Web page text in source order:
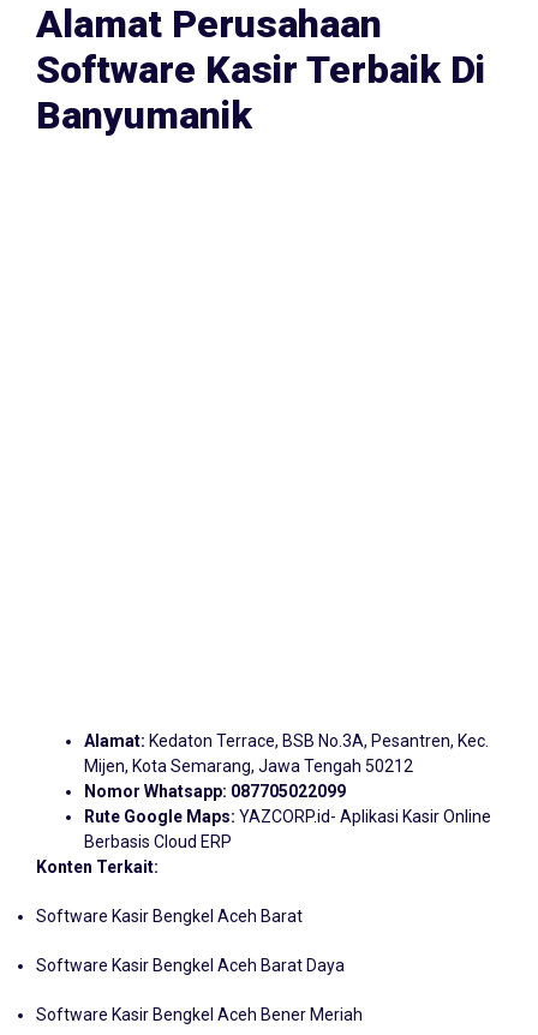
Alamat Perusahaan
Software Kasir Terbaik Di
Banyumanik
Alamat: Kedaton Terrace, BSB No.3A, Pesantren, Kec.
Mijen, Kota Semarang, Jawa Tengah 50212
Nomor Whatsapp: 087705022099
Rute Google Maps: YAZCORP.id- Aplikasi Kasir Online
Berbasis Cloud ERP
Konten Terkait:
Software Kasir Bengkel Aceh Barat
Software Kasir Bengkel Aceh Barat Daya
Software Kasir Bengkel Aceh Bener Meriah